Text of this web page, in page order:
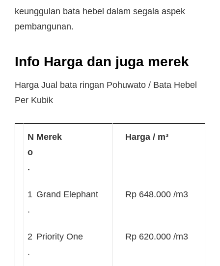
keunggulan bata hebel dalam segala aspek
pembangunan.
Info Harga dan juga merek
Harga Jual bata ringan Pohuwato / Bata Hebel
Per Kubik
N
o
.
Merek Harga / m³
1
.
Grand Elephant Rp 648.000 /m3
2
.
Priority One Rp 620.000 /m3